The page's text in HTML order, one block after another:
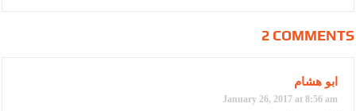
2 COMMENTS
ابو هشام
January 26, 2017 at 8:56 am